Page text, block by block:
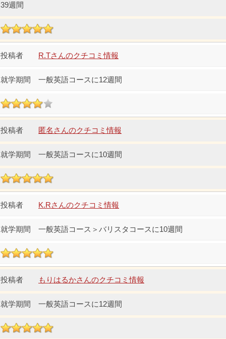
39週間
R.Tさんのクチコミ情報
一般英語コースに12週間
匿名さんのクチコミ情報
一般英語コースに10週間
K.Rさんのクチコミ情報
一般英語コース＞バリスタコースに10週間
もりはるかさんのクチコミ情報
一般英語コースに12週間